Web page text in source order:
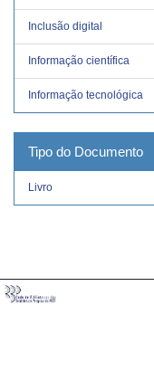
Inclusão digital
Informação científica
Informação tecnológica
Tipo do Documento
Livro